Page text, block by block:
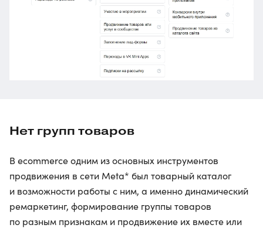
Нет групп товаров
В ecommerce одним из основных инструментов
продвижения в сети Meta* был товарный каталог
и возможности работы с ним, а именно динамический
ремаркетинг, формирование группы товаров
по разным признакам и продвижение их вместе или